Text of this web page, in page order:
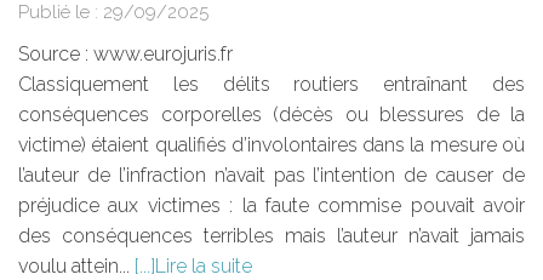
Publié le : 29/09/2025
Source : www.eurojuris.fr
Classiquement les délits routiers entraînant des
conséquences corporelles (décès ou blessures de la
victime) étaient qualifiés d’involontaires dans la mesure où
l’auteur de l’infraction n’avait pas l’intention de causer de
préjudice aux victimes : la faute commise pouvait avoir
des conséquences terribles mais l’auteur n’avait jamais
voulu attein...
Lire la suite